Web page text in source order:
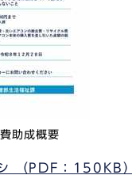
助成概要
（PDF：150KB）